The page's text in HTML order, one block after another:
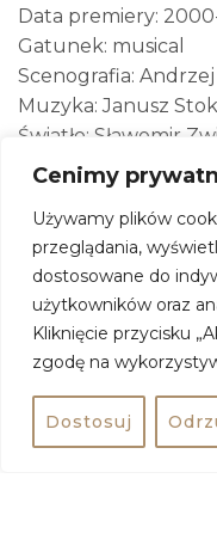
Cenimy
Używamy plików
przeglądania,
dostosowane do
użytkowników oraz
Kliknięcie przycisku
zgodę na
Dostosuj
Data premiery:
Gatunek: musical
Scenografia:
Muzyka: Janusz
Światło: Sławomir
Choreografia:
Piotruś Pan
Kiedy:4 maja 2026,
Gdzie:Teatr Studio
Adres:Marii
Wstęp:100 – 110 zł
Kup bilet